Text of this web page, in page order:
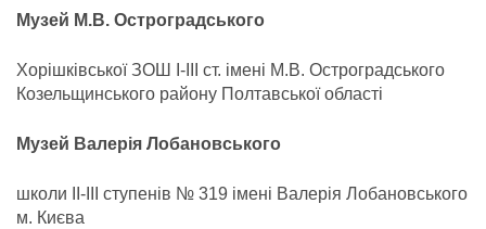
Музей М.В. Остроградського
Хорішківської ЗОШ І-ІІІ ст. імені М.В. Остроградського
Козельщинського району Полтавської області
Музей Валерія Лобановського
школи ІІ-ІІІ ступенів № 319 імені Валерія Лобановського
м. Києва